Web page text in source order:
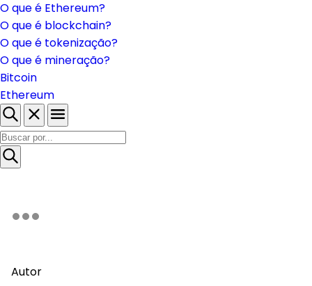
O que é Ethereum?
O que é blockchain?
O que é tokenização?
O que é mineração?
Bitcoin
Ethereum
Autor